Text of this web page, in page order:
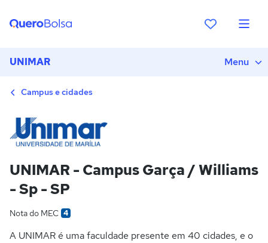
UNIMAR Menu
Campus e cidades
UNIMAR - Campus Garça / Williams
- Sp - SP
Nota do MEC 4
A UNIMAR é uma faculdade presente em 40 cidades, e o